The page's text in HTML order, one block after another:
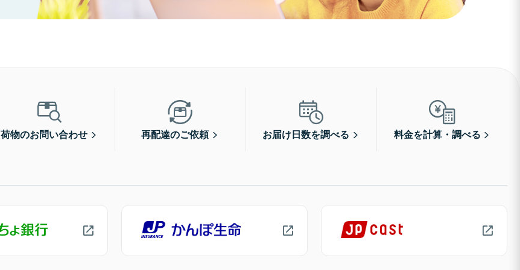
荷物のお問い合わせ 再配達のご依頼 お届け日数を調べる 料金を計算・調べる